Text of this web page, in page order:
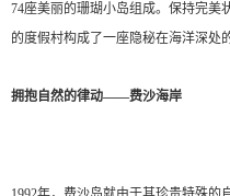
74座美丽的珊瑚小岛组成。保持完美
的度假村构成了一座隐秘在海洋深处
拥抱自然的律动——费沙海岸